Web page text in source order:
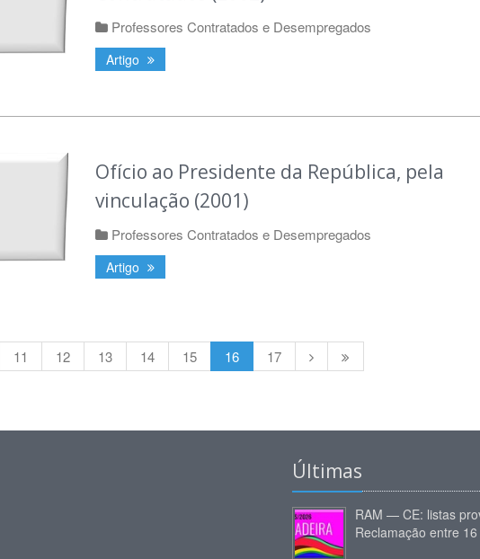
Professores Contratados e Desempregados
Artigo
Ofício ao Presidente da República, pela
vinculação (2001)
Professores Contratados e Desempregados
Artigo
11 12 13 14 15 16 17
Últimas
RAM — CE: listas
Reclamação entre